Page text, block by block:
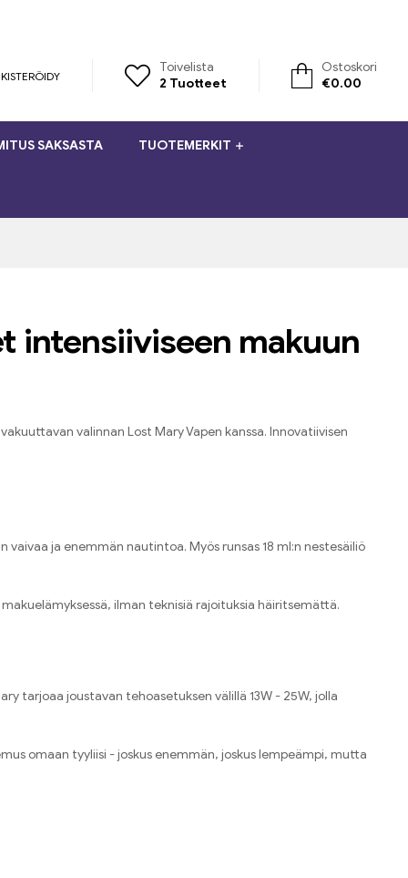
Toivelista
2 Tuotteet
Ostoskori
€0.00
SAKSASTA TUOTEMERKIT
intensiiviseen makuun
valinnan Lost Mary Vapen kanssa. Innovatiivisen
ja enemmän nautintoa. Myös runsas 18 ml:n nestesäiliö
ilman teknisiä rajoituksia häiritsemättä.
tarjoaa joustavan tehoasetuksen välillä 13W - 25W, jolla
omaan tyyliisi - joskus enemmän, joskus lempeämpi, mutta